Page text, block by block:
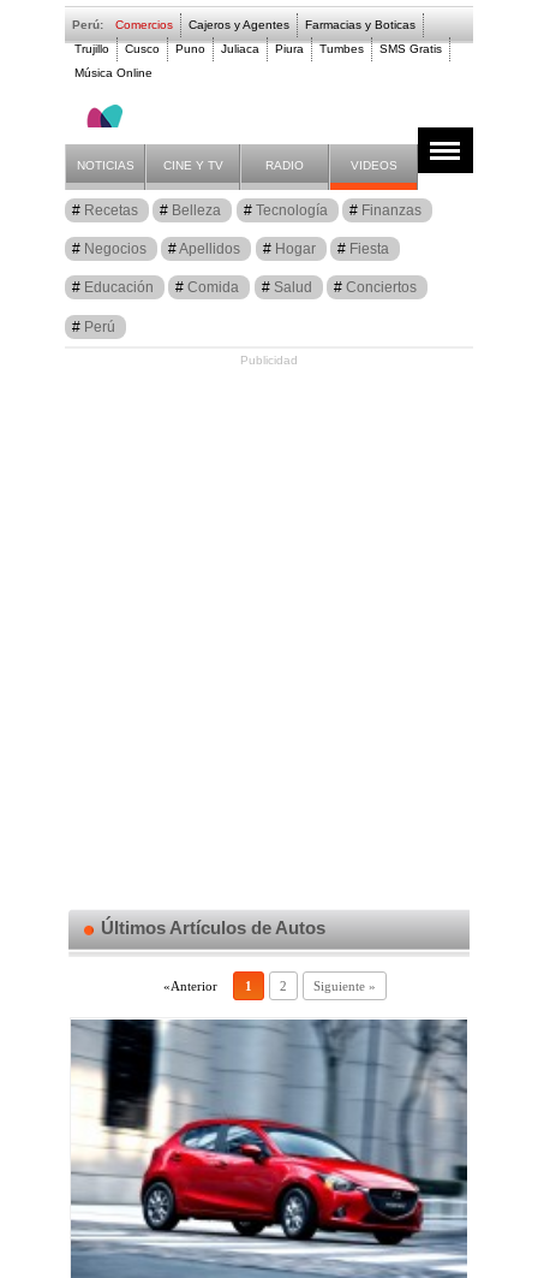
Perú: Comercios Cajeros y Agentes
Farmacias y Boticas
Trujillo
Cusco Puno Juliaca Piura Tumbes
SMS Gratis
Música Online
Artículos
Autos
NOTICIAS CINE Y TV RADIO VIDEOS
Recetas Belleza Tecnología Finanzas
Negocios Apellidos Hogar Fiesta
Educación Comida Salud Conciertos
Perú
Publicidad
Últimos Artículos de Autos
«Anterior 1 2 Siguiente »